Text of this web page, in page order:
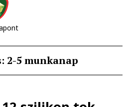
2-5 munkanap